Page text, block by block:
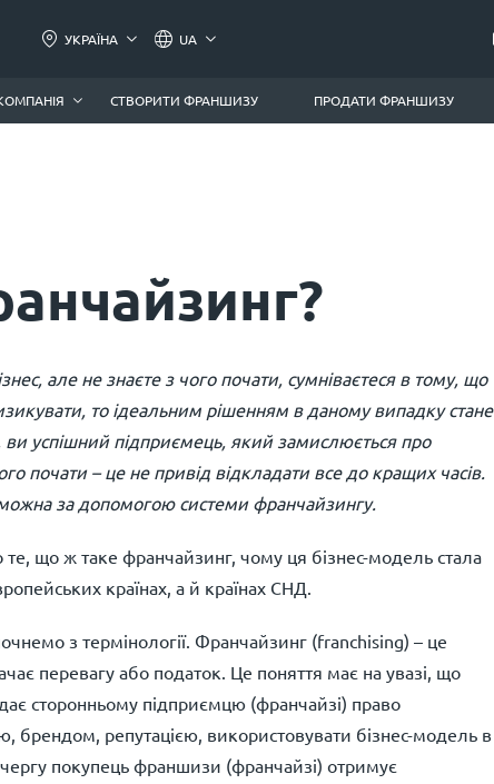
УКРАЇНА UA
СТВОРИТИ ФРАНШИЗУ ПРОДАТИ ФРАНШИЗУ
але не знаєте з чого почати, сумніваєтеся в тому, що
то ідеальним рішенням в даному випадку стане
успішний підприємець, який замислюється про
почати – це не привід відкладати все до кращих часів.
за допомогою системи франчайзингу.
що ж таке франчайзинг, чому ця бізнес-модель стала
країнах, а й країнах СНД.
з термінології. Франчайзинг (franchising) – це
перевагу або податок. Це поняття має на увазі, що
сторонньому підприємцю (франчайзі) право
брендом, репутацією, використовувати бізнес-модель в
покупець франшизи (франчайзі) отримує